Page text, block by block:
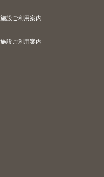
施設ご利用案内
施設ご利用案内